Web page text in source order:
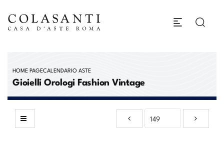
HOME PAGECALENDARIO ASTE
Gioielli Orologi Fashion Vintage